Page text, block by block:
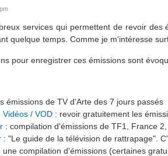
services qui permettent de revoir
quelque temps. Comme je m'intéresse
pour enregistrer ces émissions sont
émissions de TV d'Arte des 7 jours passés
Vidéos / VOD : revoir gratuitement les
: compilation d'émissions de TF1, France 2,
: "Le guide de la télévision de rattrapage".
une compilation d'émissions (certaines